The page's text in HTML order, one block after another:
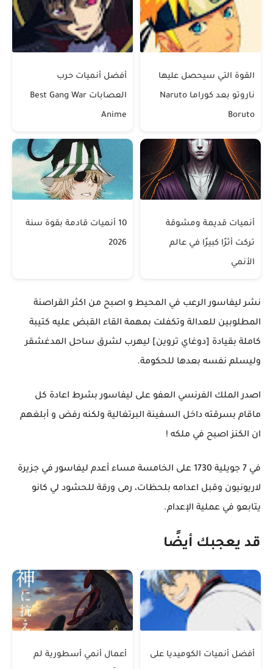
القوة التي سيحصل عليها
ناروتو بعد كوراما Naruto
Boruto
أفضل أنميات حرب
العصابات Best Gang War
Anime
أنميات قديمة ومشوقة
تركت أثرًا كبيرًا في عالم
الأنمي
10 أنميات قادمة بقوة سنة
2026
نشر ليفاسور الرعب في المحيط و اصبح من اكثر القراصنة
المطلوبين للعدالة وتكفلت بمهمة القاء القبض عليه كتيبة
كاملة بقيادة [دوغاي تروين] ليهرب لشرق ساحل المدغشقر
وليسلم نفسه بعدها للحكومة.
اصدر الملك الفرنسي العفو على ليفاسور بشرط اعادة كل
ماقام بسرقته داخل السفينة البرتغالية ولكنه رفض و أبلغهم
ان الكنز اصبح في ملكه !
في 7 جويلية 1730 على الخامسة مساء أعدم ليفاسور في جزيرة
لاريونيون وقبل اعدامه بلحظات، رمى ورقة للحشود لي كانو
يتابعو في عملية الإعدام.
قد يعجبك أيضًا
أفضل أنميات الكوميديا على أعمال أنمي أسطورية لم